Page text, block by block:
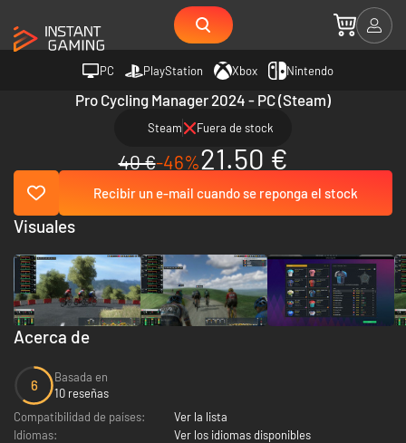
PC PlayStation Xbox Nintendo
Pro Cycling Manager 2024 - PC (Steam)
Steam Fuera de stock
40 €-46%21.50 €
Recibir un e-mail cuando se reponga el stock
Acerca de
6
Basada en
10 reseñas
Compatibilidad de países:
Ver la lista
Idiomas:
Ver los idiomas disponibles
Visuales